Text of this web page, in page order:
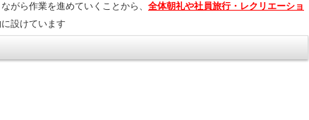
がら作業を進めていくことから、 全体朝礼や社員旅行・レクリエーショ
設けています